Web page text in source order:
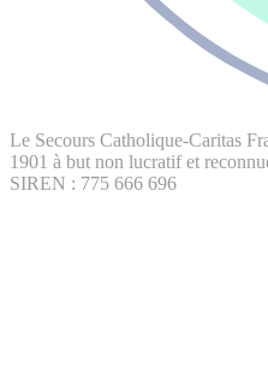
Le Secours Catholique-Caritas
1901 à but non lucratif et
SIREN : 775 666 696